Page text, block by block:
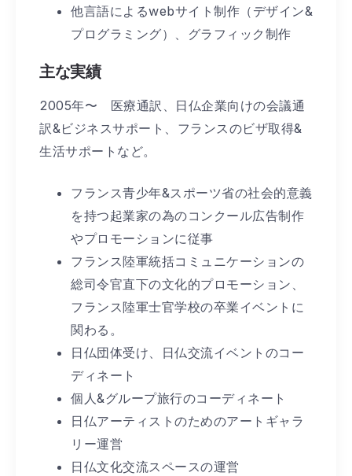
他言語によるwebサイト制作（デザイン&
プログラミング）、グラフィック制作
主な実績
2005年〜 医療通訳、日仏企業向けの会議通
訳&ビジネスサポート、フランスのビザ取得&
生活サポートなど。
フランス青少年&スポーツ省の社会的意義
を持つ起業家の為のコンクール広告制作
やプロモーションに従事
フランス陸軍統括コミュニケーションの
総司令官直下の文化的プロモーション、
フランス陸軍士官学校の卒業イベントに
関わる。
日仏団体受け、日仏交流イベントのコー
ディネート
個人&グループ旅行のコーディネート
日仏アーティストのためのアートギャラ
リー運営
日仏文化交流スペースの運営